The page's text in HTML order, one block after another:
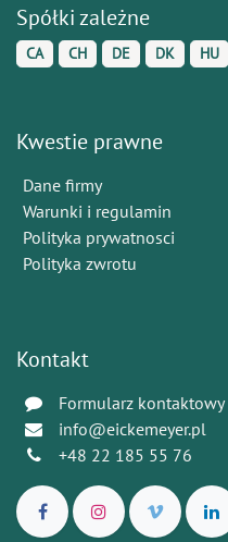
Spółki zależne
CA CH DE DK HU
Kwestie prawne
Dane firmy
Warunki i regulamin
Polityka prywatnosci
Polityka zwrotu
Kontakt
Formularz kontaktowy
info@eickemeyer.pl
+48 22 185 55 76